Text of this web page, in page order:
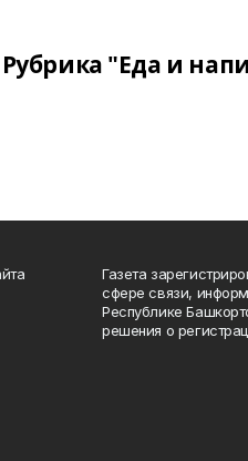
Рубрика "Еда и
Газета
сфере связи,
Республике
решения о